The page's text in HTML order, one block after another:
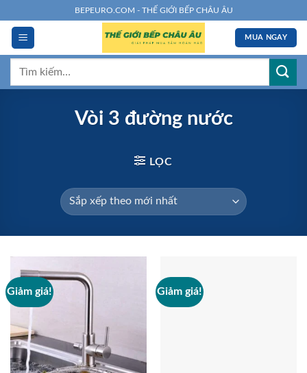
đến
dung
BEPEURO.COM - THẾ GIỚI BẾP CHÂU ÂU
MUA NGAY
Tìm
Vòi 3 đường nước
LỌC
Giảm giá! Giảm giá!